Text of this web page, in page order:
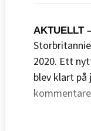
AKTUELLT
2020. Ett
blev klart på